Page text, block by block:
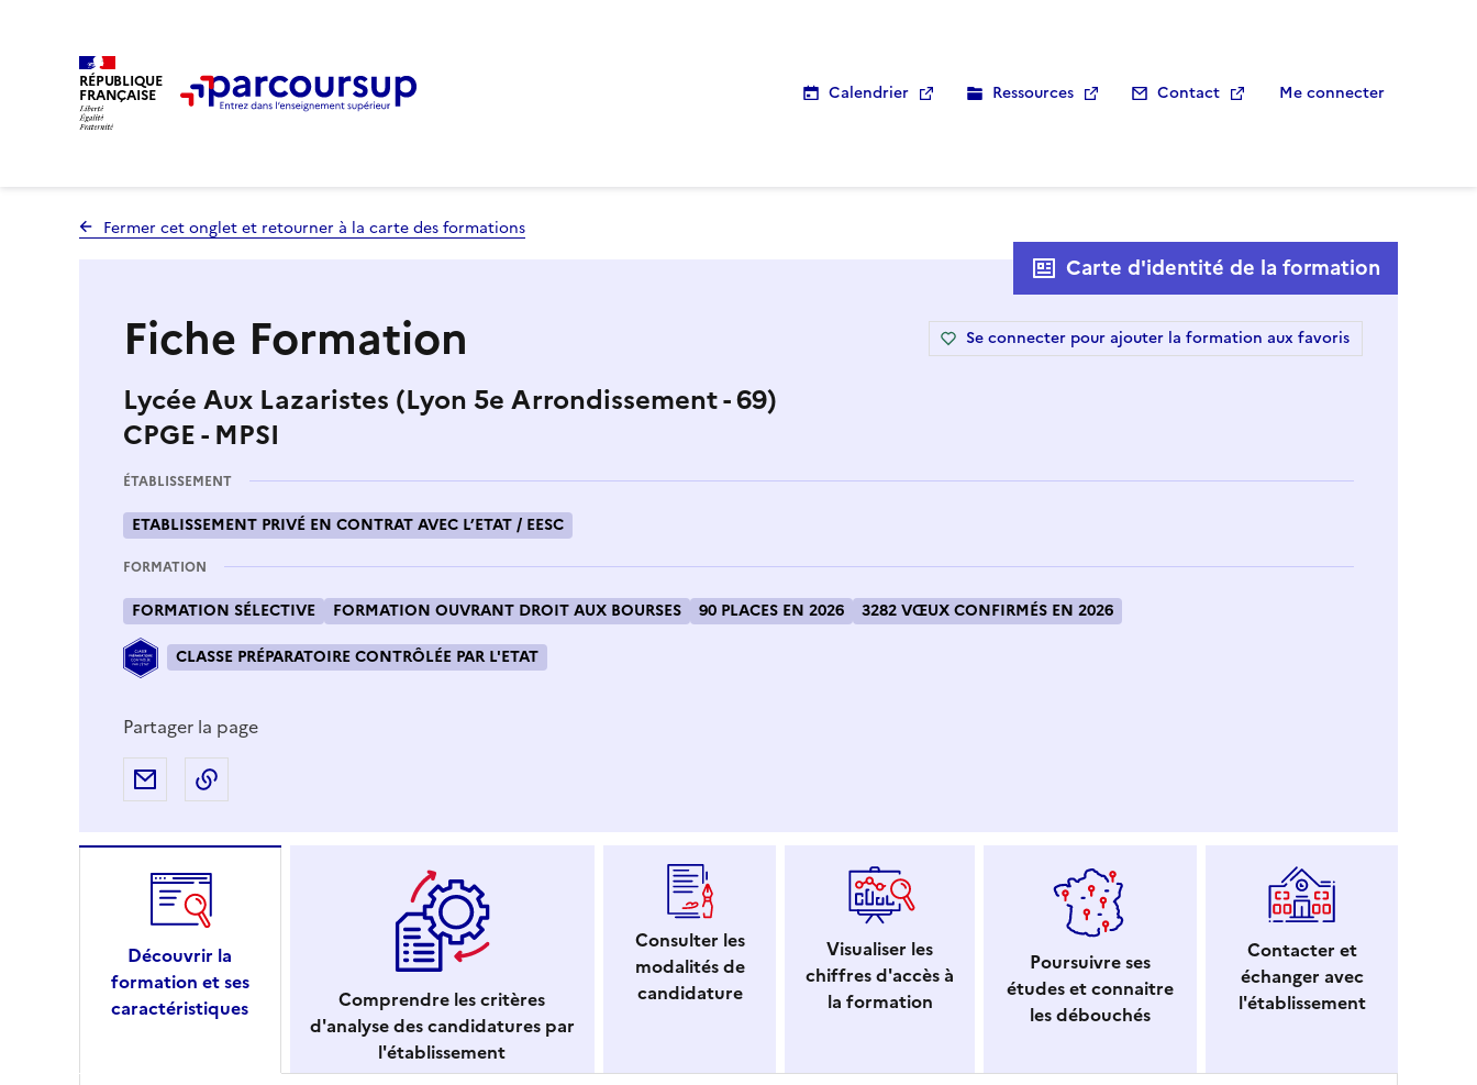
RÉPUBLIQUE
FRANÇAISE Calendrier Ressources Contact Me connecter
Fermer cet onglet et retourner à la carte des formations
Fiche Formation
Lycée Aux Lazaristes (Lyon 5e Arrondissement - 69)
CPGE - MPSI
Carte d'identité de la formation
Se connecter pour ajouter la formation aux favoris
ÉTABLISSEMENT
ETABLISSEMENT PRIVÉ EN CONTRAT AVEC L’ETAT / EESC
FORMATION
FORMATION SÉLECTIVE FORMATION OUVRANT DROIT AUX BOURSES 90 PLACES EN 2026 3282 VŒUX CONFIRMÉS EN 2026
CLASSE PRÉPARATOIRE CONTRÔLÉE PAR L'ETAT
Partager la page
Partager par e-mail
Découvrir la
formation et ses
caractéristiques
Comprendre les critères
d'analyse des candidatures par
l'établissement
Consulter les
modalités de
candidature
Visualiser les
chiffres d'accès à
la formation
Poursuivre ses
études et connaitre
les débouchés
Contacter et
échanger avec
l'établissement